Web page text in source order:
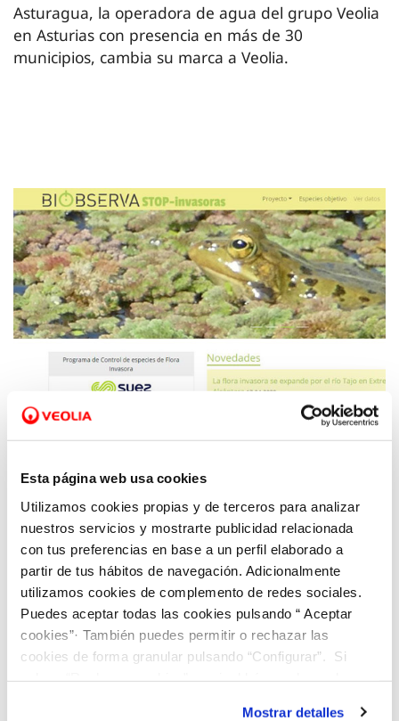
Esta página web usa cookies
Utilizamos cookies propias y de terceros para analizar
nuestros servicios y mostrarte publicidad relacionada
con tus preferencias en base a un perfil elaborado a
partir de tus hábitos de navegación. Adicionalmente
utilizamos cookies de complemento de redes sociales.
Puedes aceptar todas las cookies pulsando “ Aceptar
cookies”· También puedes permitir o rechazar las
cookies de forma granular pulsando “Configurar”. Si
Mostrar detalles
Asturagua, la operadora de agua del grupo Veolia
en Asturias con presencia en más de 30
municipios, cambia su marca a Veolia.
Asturagua, de la mano de Suez España,
lanza el programa BiObserva ‘STOP-
invasoras’ para el control de especies
invasoras en sus instalaciones